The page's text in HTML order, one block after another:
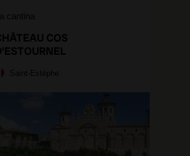
La cantina
COS
Saint-Estèphe